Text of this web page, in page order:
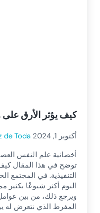
كيف يؤثر الأرق على
أكتوبر 1, 2024
de Toda
أخصائية علم النفس
توضح في هذا المقال
التنفيذية. في المجتمع
النوم أكثر شيوعًا
ويرجع ذلك، من بين
المفرط الذي نتعرض له